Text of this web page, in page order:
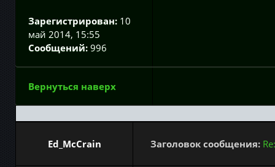
Зарегистрирован: 10
май 2014, 15:55
Сообщений: 996
Вернуться наверх
Ed_McCrain Заголовок сообщения: